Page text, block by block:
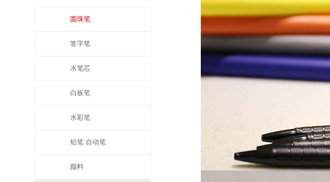
圆珠笔
签字笔
水笔芯
白板笔
水彩笔
铅笔 自动笔
颜料